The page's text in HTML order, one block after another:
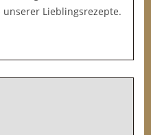
Lieblingsrezepte.